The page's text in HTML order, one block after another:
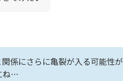
係にさらに亀裂が入る可能性が
ね…